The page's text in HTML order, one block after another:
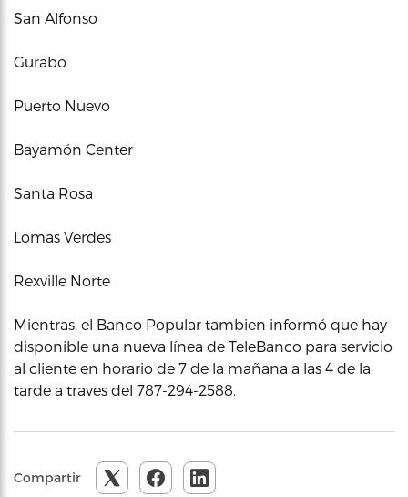
San Alfonso
Gurabo
Puerto Nuevo
Bayamón Center
Santa Rosa
Lomas Verdes
Rexville Norte
Mientras, el Banco Popular tambien informó que hay
disponible una nueva línea de TeleBanco para servicio
al cliente en horario de 7 de la mañana a las 4 de la
tarde a traves del 787-294-2588.
Compartir